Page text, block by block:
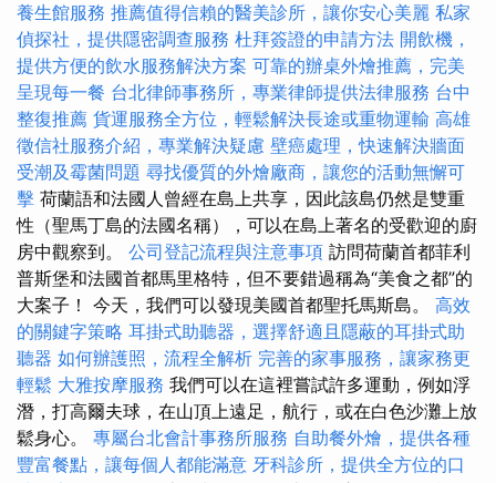
養生館服務 推薦值得信賴的醫美診所，讓你安心美麗 私家
偵探社，提供隱密調查服務 杜拜簽證的申請方法 開飲機，
提供方便的飲水服務解決方案 可靠的辦桌外燴推薦，完美
呈現每一餐 台北律師事務所，專業律師提供法律服務 台中
整復推薦 貨運服務全方位，輕鬆解決長途或重物運輸 高雄
徵信社服務介紹，專業解決疑慮 壁癌處理，快速解決牆面
受潮及霉菌問題 尋找優質的外燴廠商，讓您的活動無懈可
擊 荷蘭語和法國人曾經在島上共享，因此該島仍然是雙重
性（聖馬丁島的法國名稱），可以在島上著名的受歡迎的廚
房中觀察到。 公司登記流程與注意事項 訪問荷蘭首都菲利
普斯堡和法國首都馬里格特，但不要錯過稱為“美食之都”的
大案子！ 今天，我們可以發現美國首都聖托馬斯島。 高效
的關鍵字策略 耳掛式助聽器，選擇舒適且隱蔽的耳掛式助
聽器 如何辦護照，流程全解析 完善的家事服務，讓家務更
輕鬆 大雅按摩服務 我們可以在這裡嘗試許多運動，例如浮
潛，打高爾夫球，在山頂上遠足，航行，或在白色沙灘上放
鬆身心。 專屬台北會計事務所服務 自助餐外燴，提供各種
豐富餐點，讓每個人都能滿意 牙科診所，提供全方位的口